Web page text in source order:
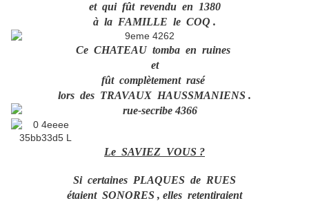
et qui fût revendu en 1380
à la FAMILLE le COQ .
Ce CHATEAU tomba en ruines
et
fût complètement rasé
lors des TRAVAUX HAUSSMANIENS .
Le SAVIEZ VOUS ?
Si certaines PLAQUES de RUES
étaient SONORES , elles retentiraient